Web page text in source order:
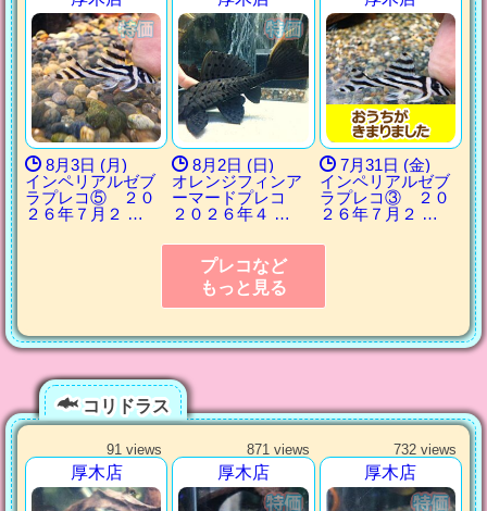
8月3日 (月)
インペリアルゼブ
ラプレコ⑤ ２０
２６年７月２ …
8月2日 (日)
オレンジフィンア
ーマードプレコ
２０２６年４ …
7月31日 (金)
インペリアルゼブ
ラプレコ③ ２０
２６年７月２ …
プレコなど
もっと見る
コリドラス
91 views
厚木店
871 views
厚木店
732 views
厚木店